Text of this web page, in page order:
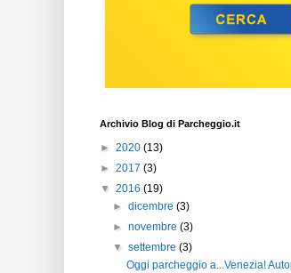
Archivio Blog di Parcheggio.it
► 2020 (13)
► 2017 (3)
▼ 2016 (19)
►dicembre(3)
►novembre(3)
▼settembre(3)
Oggi parcheggio a...Venezia!